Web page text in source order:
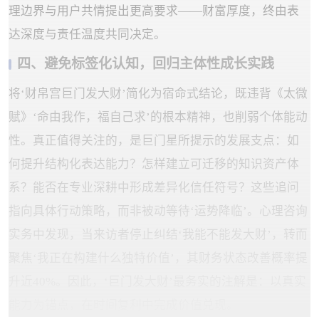
理边界与用户共情提出更高要求——财富厚度，终由表
达深度与责任温度共同决定。
四、避免标签化认知，回归主体性成长实践
将‘财帛宫巨门发大财’简化为宿命式结论，既违背《太微
赋》‘命由我作，福自己求’的根本精神，也削弱个体能动
性。真正值得关注的，是巨门星所提示的发展支点：如
何提升结构化表达能力？怎样建立可迁移的知识资产体
系？能否在专业深耕中形成差异化信任符号？这些追问
指向具体行动策略，而非被动等待‘运势降临’。心理咨询